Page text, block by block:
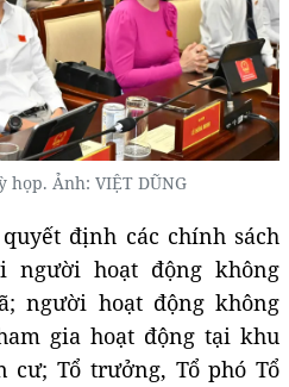
họp. Ảnh: VIỆT DŨNG
định các chính sách
hoạt động không
người hoạt động không
gia hoạt động tại khu
cư; Tổ trưởng, Tổ phó Tổ